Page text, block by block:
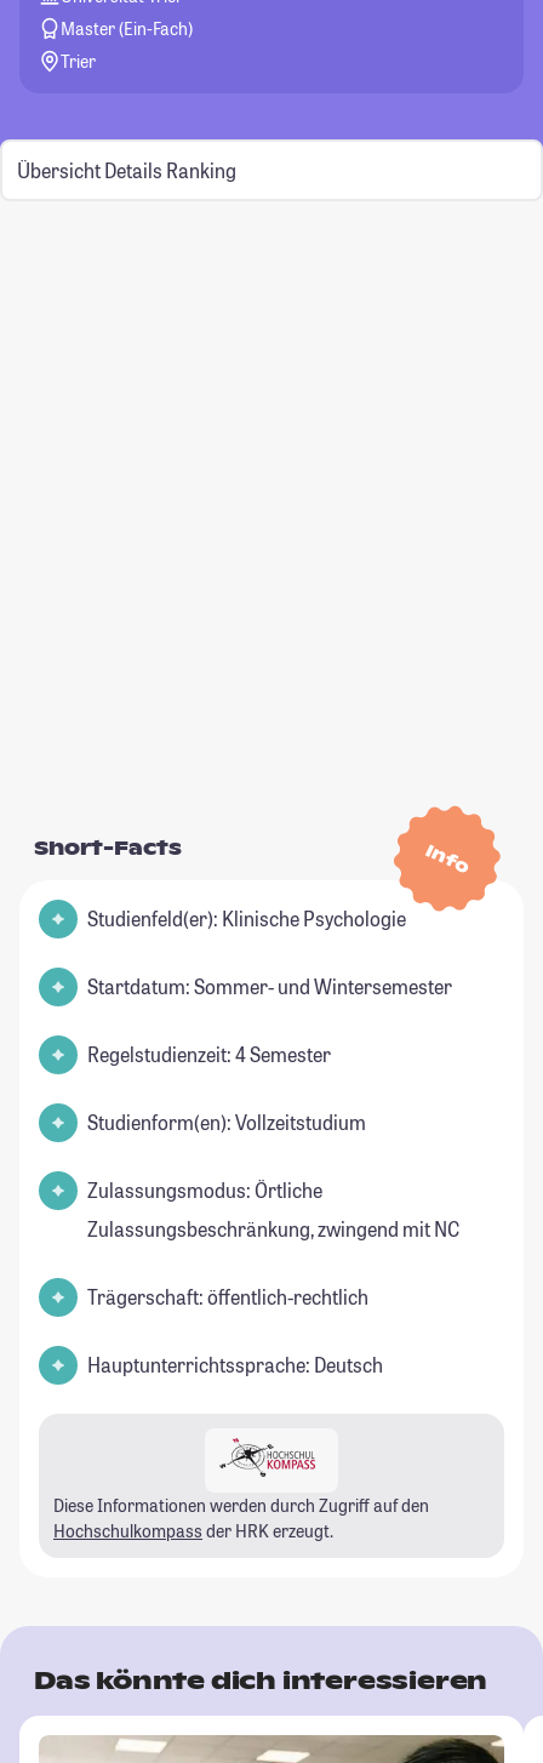
Master (Ein-Fach)
Trier
Übersicht Details Ranking
Info
Short-Facts
Studienfeld(er): Klinische Psychologie
Startdatum: Sommer- und Wintersemester
Regelstudienzeit: 4 Semester
Studienform(en): Vollzeitstudium
Zulassungsmodus: Örtliche
Zulassungsbeschränkung, zwingend mit NC
Trägerschaft: öffentlich-rechtlich
Hauptunterrichtssprache: Deutsch
Diese Informationen werden durch Zugriff auf den
Hochschulkompass der HRK erzeugt.
Das könnte dich interessieren